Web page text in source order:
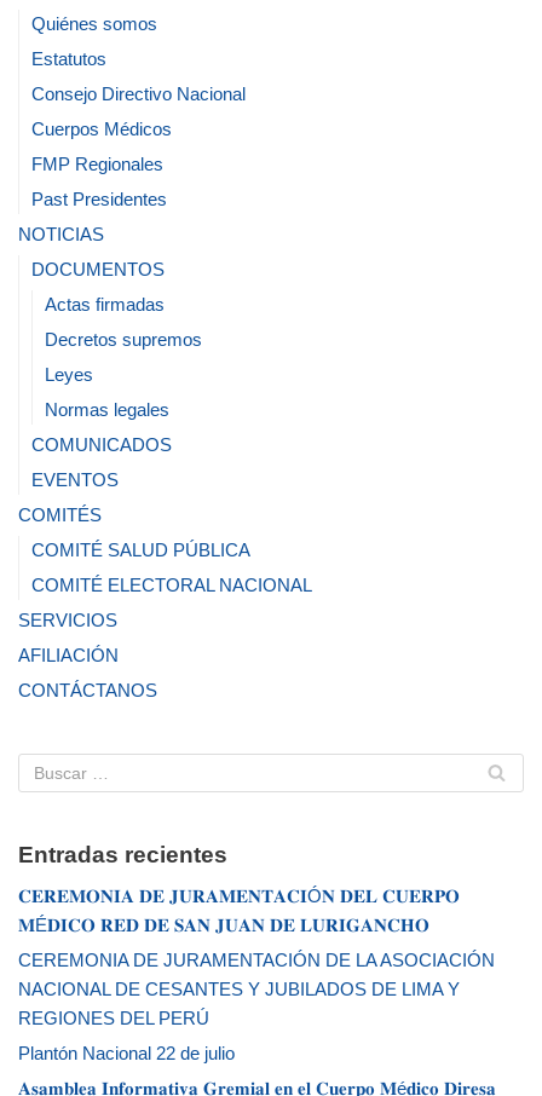
Quiénes somos
Estatutos
Consejo Directivo Nacional
Cuerpos Médicos
FMP Regionales
Past Presidentes
NOTICIAS
DOCUMENTOS
Actas firmadas
Decretos supremos
Leyes
Normas legales
COMUNICADOS
EVENTOS
COMITÉS
COMITÉ SALUD PÚBLICA
COMITÉ ELECTORAL NACIONAL
SERVICIOS
AFILIACIÓN
CONTÁCTANOS
Entradas recientes
𝐂𝐄𝐑𝐄𝐌𝐎𝐍𝐈𝐀 𝐃𝐄 𝐉𝐔𝐑𝐀𝐌𝐄𝐍𝐓𝐀𝐂𝐈Ó𝐍 𝐃𝐄𝐋 𝐂𝐔𝐄𝐑𝐏𝐎
𝐌É𝐃𝐈𝐂𝐎 𝐑𝐄𝐃 𝐃𝐄 𝐒𝐀𝐍 𝐉𝐔𝐀𝐍 𝐃𝐄 𝐋𝐔𝐑𝐈𝐆𝐀𝐍𝐂𝐇𝐎
CEREMONIA DE JURAMENTACIÓN DE LA ASOCIACIÓN
NACIONAL DE CESANTES Y JUBILADOS DE LIMA Y
REGIONES DEL PERÚ
Plantón Nacional 22 de julio
𝐀𝐬𝐚𝐦𝐛𝐥𝐞𝐚 𝐈𝐧𝐟𝐨𝐫𝐦𝐚𝐭𝐢𝐯𝐚 𝐆𝐫𝐞𝐦𝐢𝐚𝐥 𝐞𝐧 𝐞𝐥 𝐂𝐮𝐞𝐫𝐩𝐨 𝐌é𝐝𝐢𝐜𝐨 𝐃𝐢𝐫𝐞𝐬𝐚